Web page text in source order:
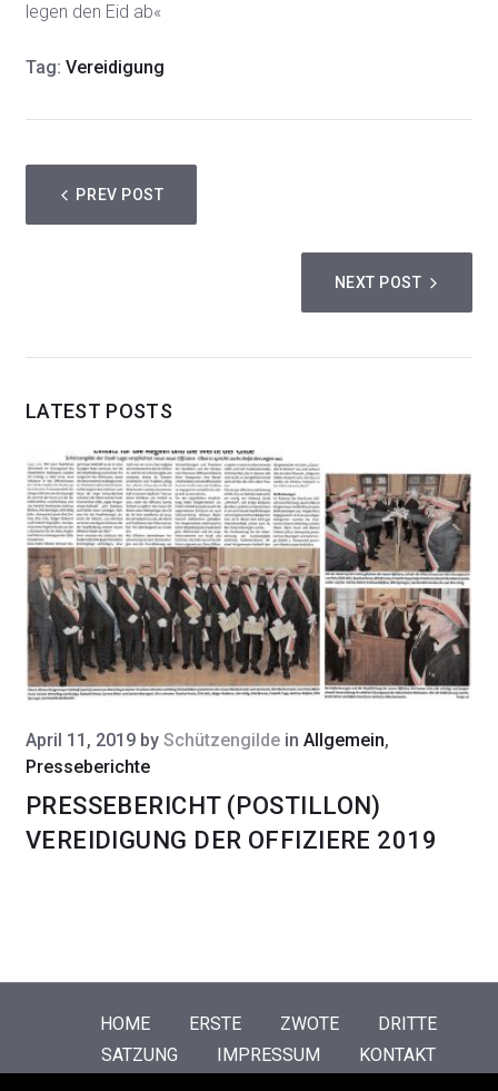
legen den Eid ab«
Tag: Vereidigung
PREV POST
NEXT POST
LATEST POSTS
April 11, 2019 by Schützengilde in Allgemein,
Presseberichte
PRESSEBERICHT (POSTILLON)
VEREIDIGUNG DER OFFIZIERE 2019
HOME ERSTE ZWOTE
DRITTE
SATZUNG
IMPRESSUM KONTAKT